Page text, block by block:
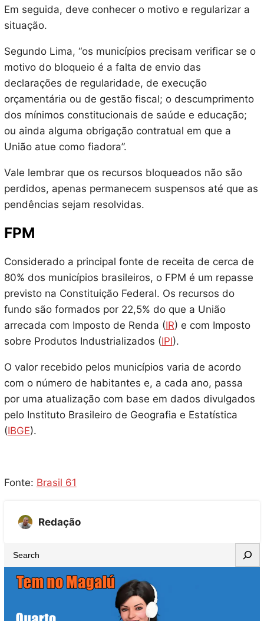
Em seguida, deve conhecer o motivo e regularizar a
situação.
Segundo Lima, “os municípios precisam verificar se o
motivo do bloqueio é a falta de envio das
declarações de regularidade, de execução
orçamentária ou de gestão fiscal; o descumprimento
dos mínimos constitucionais de saúde e educação;
ou ainda alguma obrigação contratual em que a
União atue como fiadora”.
Vale lembrar que os recursos bloqueados não são
perdidos, apenas permanecem suspensos até que as
pendências sejam resolvidas.
FPM
Considerado a principal fonte de receita de cerca de
80% dos municípios brasileiros, o FPM é um repasse
previsto na Constituição Federal. Os recursos do
fundo são formados por 22,5% do que a União
arrecada com Imposto de Renda (IR) e com Imposto
sobre Produtos Industrializados (IPI).
O valor recebido pelos municípios varia de acordo
com o número de habitantes e, a cada ano, passa
por uma atualização com base em dados divulgados
pelo Instituto Brasileiro de Geografia e Estatística
(IBGE).
Fonte: Brasil 61
Redação
e